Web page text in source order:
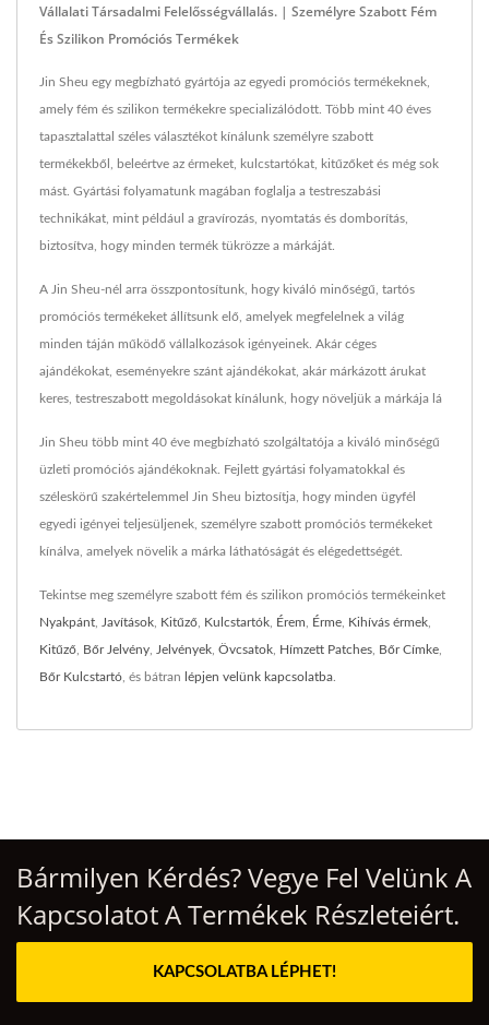
Vállalati Társadalmi Felelősségvállalás. | Személyre Szabott Fém
És Szilikon Promóciós Termékek
Jin Sheu egy megbízható gyártója az egyedi promóciós termékeknek,
amely fém és szilikon termékekre specializálódott. Több mint 40 éves
tapasztalattal széles választékot kínálunk személyre szabott
termékekből, beleértve az érmeket, kulcstartókat, kitűzőket és még sok
mást. Gyártási folyamatunk magában foglalja a testreszabási
technikákat, mint például a gravírozás, nyomtatás és domborítás,
biztosítva, hogy minden termék tükrözze a márkáját.
A Jin Sheu-nél arra összpontosítunk, hogy kiváló minőségű, tartós
promóciós termékeket állítsunk elő, amelyek megfelelnek a világ
minden táján működő vállalkozások igényeinek. Akár céges
ajándékokat, eseményekre szánt ajándékokat, akár márkázott árukat
keres, testreszabott megoldásokat kínálunk, hogy növeljük a márkája lá
Jin Sheu több mint 40 éve megbízható szolgáltatója a kiváló minőségű
üzleti promóciós ajándékoknak. Fejlett gyártási folyamatokkal és
széleskörű szakértelemmel Jin Sheu biztosítja, hogy minden ügyfél
egyedi igényei teljesüljenek, személyre szabott promóciós termékeket
kínálva, amelyek növelik a márka láthatóságát és elégedettségét.
Tekintse meg személyre szabott fém és szilikon promóciós termékeinket
Nyakpánt Javítások Kitűző Kulcstartók Érem Érme Kihívás érmek
Kitűző Bőr Jelvény Jelvények Övcsatok Hímzett Patches Bőr Címke
Bőr Kulcstartó , és bátran lépjen velünk kapcsolatba
Bármilyen Kérdés? Vegye Fel Velünk A
Kapcsolatot A Termékek Részleteiért.
KAPCSOLATBA LÉPHET!